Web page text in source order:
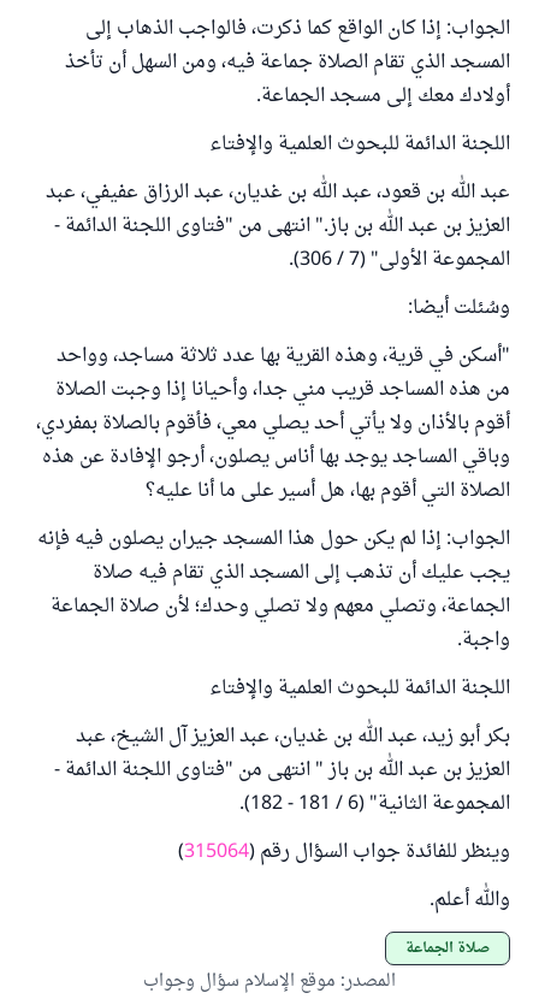
الجواب: إذا كان الواقع كما ذكرت، فالواجب الذهاب إلى
المسجد الذي تقام الصلاة جماعة فيه، ومن السهل أن تأخذ
أولادك معك إلى مسجد الجماعة.
اللجنة الدائمة للبحوث العلمية والإفتاء
عبد الله بن قعود، عبد الله بن غديان، عبد الرزاق عفيفي، عبد
العزيز بن عبد الله بن باز." انتهى من "فتاوى اللجنة الدائمة -
المجموعة الأولى" (7 / 306).
وسُئلت أيضا:
"أسكن في قرية، وهذه القرية بها عدد ثلاثة مساجد، وواحد
من هذه المساجد قريب مني جدا، وأحيانا إذا وجبت الصلاة
أقوم بالأذان ولا يأتي أحد يصلي معي، فأقوم بالصلاة بمفردي،
وباقي المساجد يوجد بها أناس يصلون، أرجو الإفادة عن هذه
الصلاة التي أقوم بها، هل أسير على ما أنا عليه؟
الجواب: إذا لم يكن حول هذا المسجد جيران يصلون فيه فإنه
يجب عليك أن تذهب إلى المسجد الذي تقام فيه صلاة
الجماعة، وتصلي معهم ولا تصلي وحدك؛ لأن صلاة الجماعة
واجبة.
اللجنة الدائمة للبحوث العلمية والإفتاء
بكر أبو زيد، عبد الله بن غديان، عبد العزيز آل الشيخ، عبد
العزيز بن عبد الله بن باز " انتهى من "فتاوى اللجنة الدائمة -
المجموعة الثانية" (6 / 181 - 182).
وينظر للفائدة جواب السؤال رقم (315064
)
والله أعلم.
صلاة الجماعة
المصدر: موقع الإسلام سؤال وجواب